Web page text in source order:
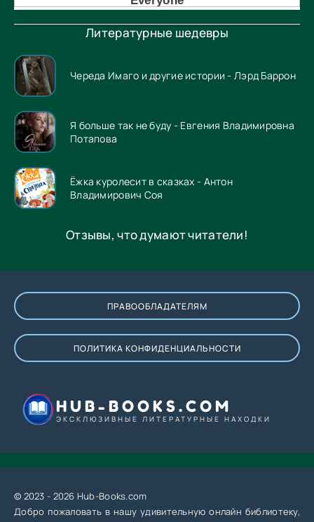
Литературные шедевры
Череда Имаго и другие истории - Лэрд Баррон
Я больше так не буду - Евгения Владимировна
Потапова
Ёжка куролесит в сказках - Антон
Владимирович Соя
Отзывы, что думают читатели!
ПРАВООБЛАДАТЕЛЯМ
ПОЛИТИКА КОНФИДЕНЦИАЛЬНОСТИ
HUB-BOOKS.COM
ЭКСКЛЮЗИВНЫЕ ЛИТЕРАТУРНЫЕ НАХОДКИ
© 2023 - 2026 Hub-Books.com
Добро пожаловать в нашу удивительную онлайн библиотеку,